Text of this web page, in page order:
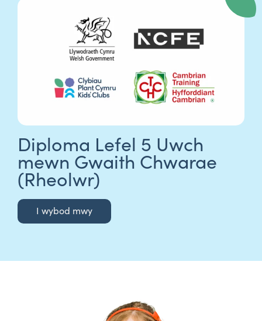
Diploma Lefel 5 Uwch
mewn Gwaith Chwarae
(Rheolwr)
I wybod mwy